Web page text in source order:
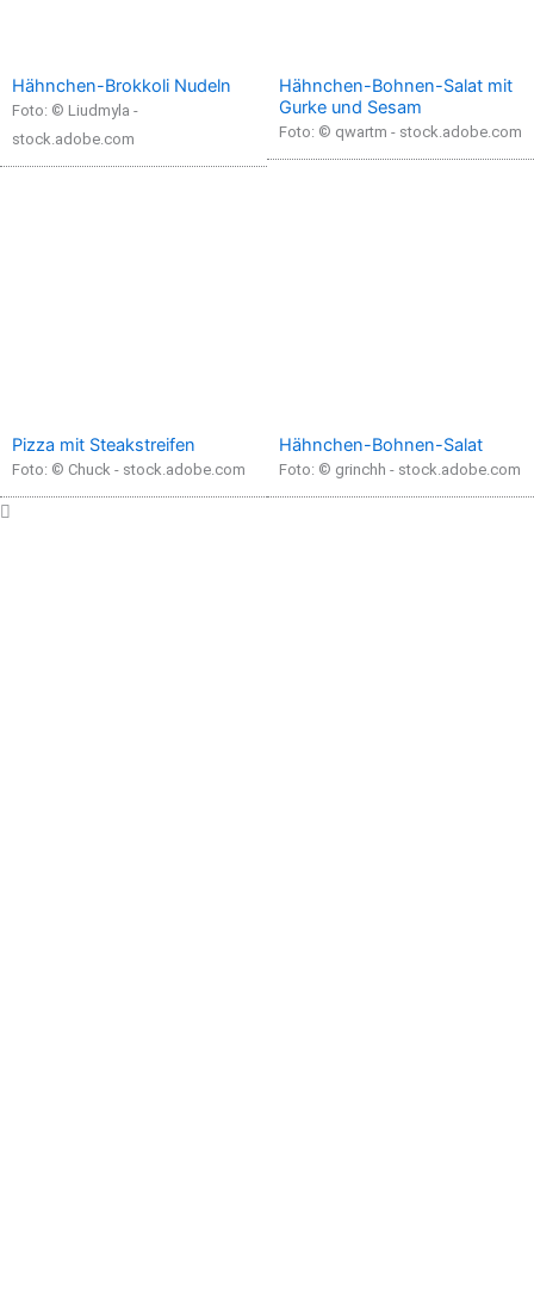
Hähnchen-Brokkoli Nudeln
Foto: © Liudmyla -
stock.adobe.com
Hähnchen-Bohnen-Salat mit
Gurke und Sesam
Foto: © qwartm - stock.adobe.com
Pizza mit Steakstreifen
Foto: © Chuck - stock.adobe.com
Hähnchen-Bohnen-Salat
Foto: © grinchh - stock.adobe.com